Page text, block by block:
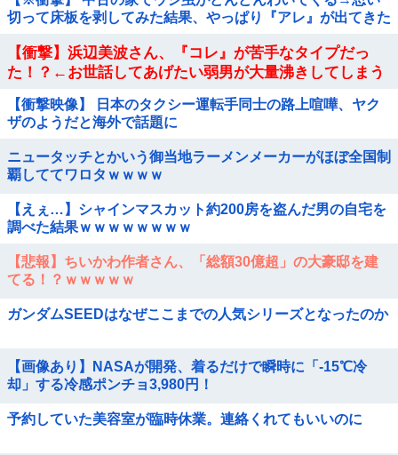
切って床板を剥してみた結果、やっぱり『アレ』が出てきた
【衝撃】浜辺美波さん、『コレ』が苦手なタイプだっ
た！？←お世話してあげたい弱男が大量沸きしてしまう
【衝撃映像】 日本のタクシー運転手同士の路上喧嘩、ヤク
ザのようだと海外で話題に
ニュータッチとかいう御当地ラーメンメーカーがほぼ全国制
覇しててワロタｗｗｗｗ
【えぇ…】シャインマスカット約200房を盗んだ男の自宅を
調べた結果ｗｗｗｗｗｗｗｗ
【悲報】ちいかわ作者さん、「総額30億超」の大豪邸を建
てる！？ｗｗｗｗｗ
ガンダムSEEDはなぜここまでの人気シリーズとなったのか
【画像あり】NASAが開発、着るだけで瞬時に「-15℃冷
却」する冷感ポンチョ3,980円！
予約していた美容室が臨時休業。連絡くれてもいいのに